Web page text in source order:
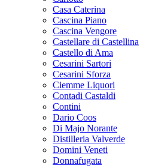
Casa Caterina
Cascina Piano
Cascina Vengore
Castellare di Castellina
Castello di Ama
Cesarini Sartori
Cesarini Sforza
Ciemme Liquori
Contadi Castaldi
Contini
Dario Coos
Di Majo Norante
Distilleria Valverde
Domini Veneti
Donnafugata